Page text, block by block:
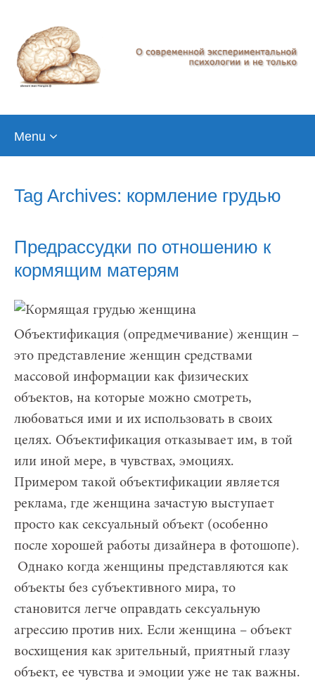
Menu
Tag Archives: кормление грудью
Предрассудки по отношению к
кормящим матерям
Объектификация (опредмечивание) женщин –
это представление женщин средствами
массовой информации как физических
объектов, на которые можно смотреть,
любоваться ими и их использовать в своих
целях. Объектификация отказывает им, в той
или иной мере, в чувствах, эмоциях.
Примером такой объектификации является
реклама, где женщина зачастую выступает
просто как сексуальный объект (особенно
после хорошей работы дизайнера в фотошопе).
Однако когда женщины представляются как
объекты без субъективного мира, то
становится легче оправдать сексуальную
агрессию против них. Если женщина – объект
восхищения как зрительный, приятный глазу
объект, ее чувства и эмоции уже не так важны.